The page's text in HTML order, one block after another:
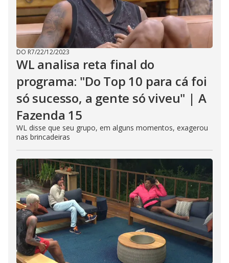
DO R7/22/12/2023
WL analisa reta final do
programa: "Do Top 10 para cá foi
só sucesso, a gente só viveu" | A
Fazenda 15
WL disse que seu grupo, em alguns momentos, exagerou
nas brincadeiras